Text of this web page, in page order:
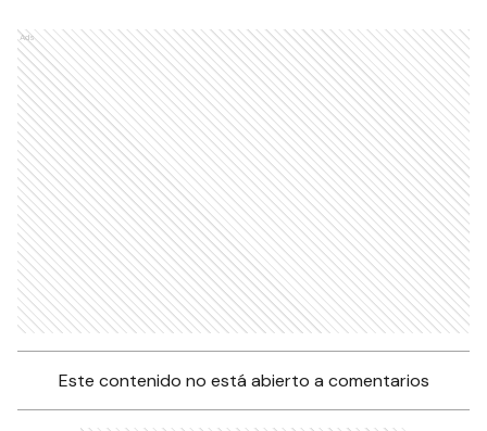
Ads
Este contenido no está abierto a comentarios